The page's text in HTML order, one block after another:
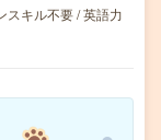
スキル不要 / 英語力